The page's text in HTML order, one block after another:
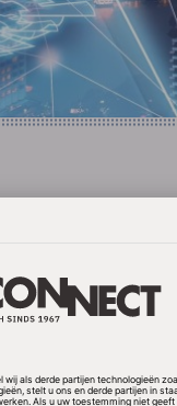
aan
meer
kan de
het IBAN-